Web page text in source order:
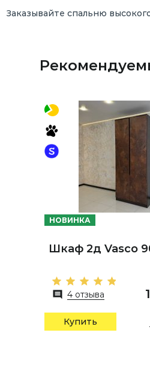
Заказывайте спальню
НОВИНКА
Шкаф 2д Vasco
4 отзыва
Купить